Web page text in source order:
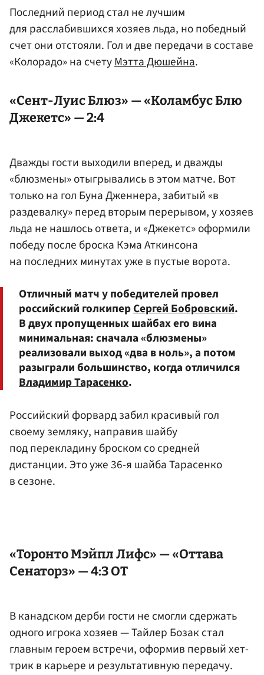
Последний период стал не лучшим
для расслабившихся хозяев льда, но победный
счет они отстояли. Гол и две передачи в составе
«Колорадо» на счетуМэтта Дюшейна.
«Сент-Луис Блюз» — «Коламбус Блю
Джекетс» — 2:4
Дважды гости выходили вперед, и дважды
«блюзмены» отыгрывались в этом матче. Вот
только на гол Буна Дженнера, забитый «в
раздевалку» перед вторым перерывом, у хозяев
льда не нашлось ответа, и «Джекетс» оформили
победу после броска Кэма Аткинсона
на последних минутах уже в пустые ворота.
Отличный матч у победителей провел
российский голкиперСергей Бобровский.
В двух пропущенных шайбах его вина
минимальная: сначала «блюзмены»
реализовали выход «два в ноль», а потом
разыграли большинство, когда отличился
Владимир Тарасенко.
Российский форвард забил красивый гол
своему земляку, направив шайбу
под перекладину броском со средней
дистанции. Это уже 36-я шайба Тарасенко
в сезоне.
«Торонто Мэйпл Лифс» — «Оттава
Сенаторз» — 4:3 ОТ
В канадском дерби гости не смогли сдержать
одного игрока хозяев — Тайлер Бозак стал
главным героем встречи, оформив первый хет-
трик в карьере и результативную передачу.